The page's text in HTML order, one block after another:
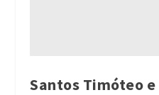
Santos Timóteo